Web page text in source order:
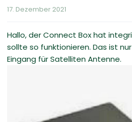
17. Dezember 2021
Hallo, der Connect Box hat
sollte so funktionieren. Das ist
Eingang für Satelliten Antenne.